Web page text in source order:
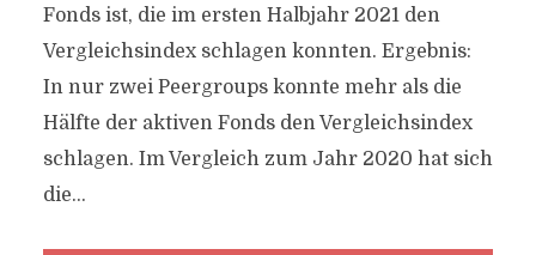
Fonds ist, die im ersten Halbjahr 2021 den
Vergleichsindex schlagen konnten. Ergebnis:
In nur zwei Peergroups konnte mehr als die
Hälfte der aktiven Fonds den Vergleichsindex
schlagen. Im Vergleich zum Jahr 2020 hat sich
die...